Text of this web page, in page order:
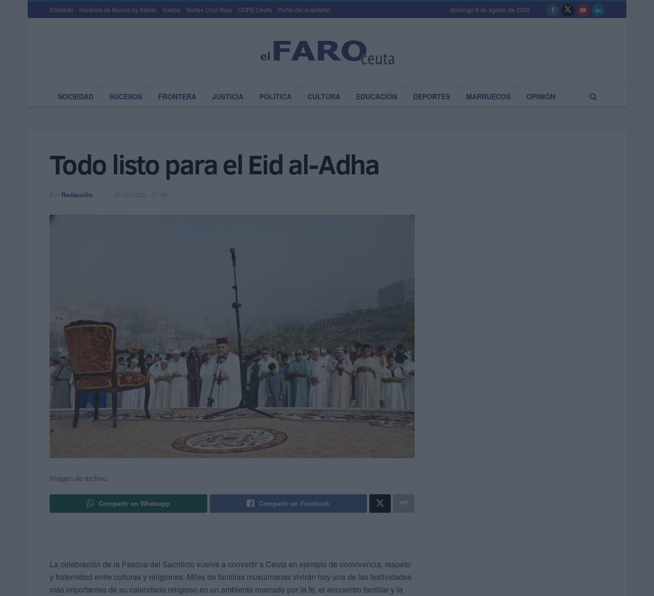
Contacto Horarios de Barcos by Kikoto Vuelos Sorteo Cruz Roja COPE Ceuta Portal del suscriptor domingo 9 de agosto de 2026
SOCIEDAD SUCESOS FRONTERA JUSTICIA POLÍTICA CULTURA EDUCACIÓN DEPORTES MARRUECOS OPINIÓN
Todo listo para el Eid al-Adha
Por Redacción 27/05/2026 - 07:09
Imagen de archivo
Compartir en Whatsapp Compartir en Facebook
La celebración de la Pascua del Sacrificio vuelve a convertir a Ceuta en ejemplo de convivencia, respeto
y fraternidad entre culturas y religiones. Miles de familias musulmanas vivirán hoy una de las festividades
más importantes de su calendario religioso en un ambiente marcado por la fe, el encuentro familiar y la